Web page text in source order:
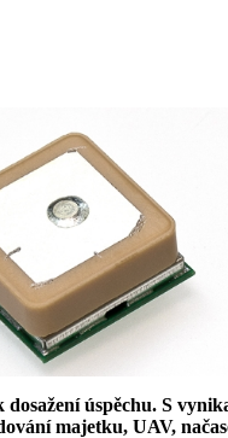
úspěchu. S
majetku, UAV,